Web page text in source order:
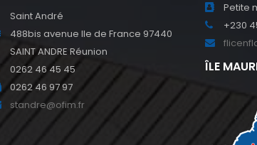
Saint André
488bis avenue Ile de France 97440
SAINT ANDRE Réunion
0262 46 45 45
0262 46 97 97
standre@ofim.fr
Petite
+230
ÎLE